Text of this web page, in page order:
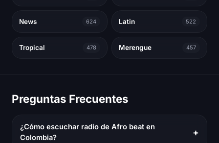
News 624 Latin 522
Tropical 478 Merengue 457
Preguntas Frecuentes
¿Cómo escuchar radio de Afro beat en
Colombia?
+